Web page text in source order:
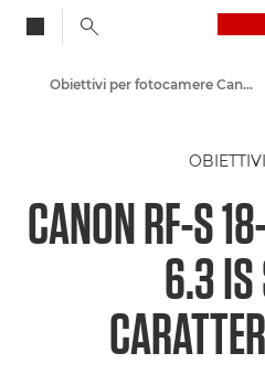
Obiettivi per fotocamere Canon
CANON RF-S
6.3